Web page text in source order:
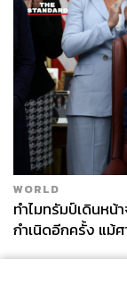
WORLD
ทำไมทรัมป์เดินห
กำเนิดอีกครั้ง แม้